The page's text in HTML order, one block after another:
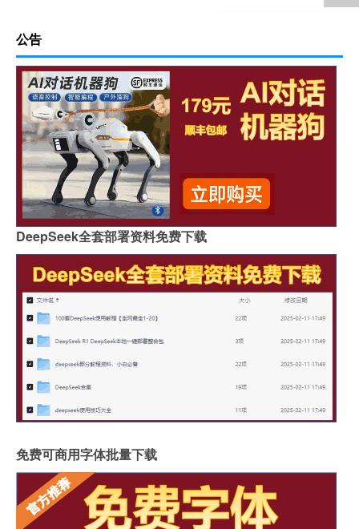
公告
DeepSeek全套部署资料免费下载
免费可商用字体批量下载